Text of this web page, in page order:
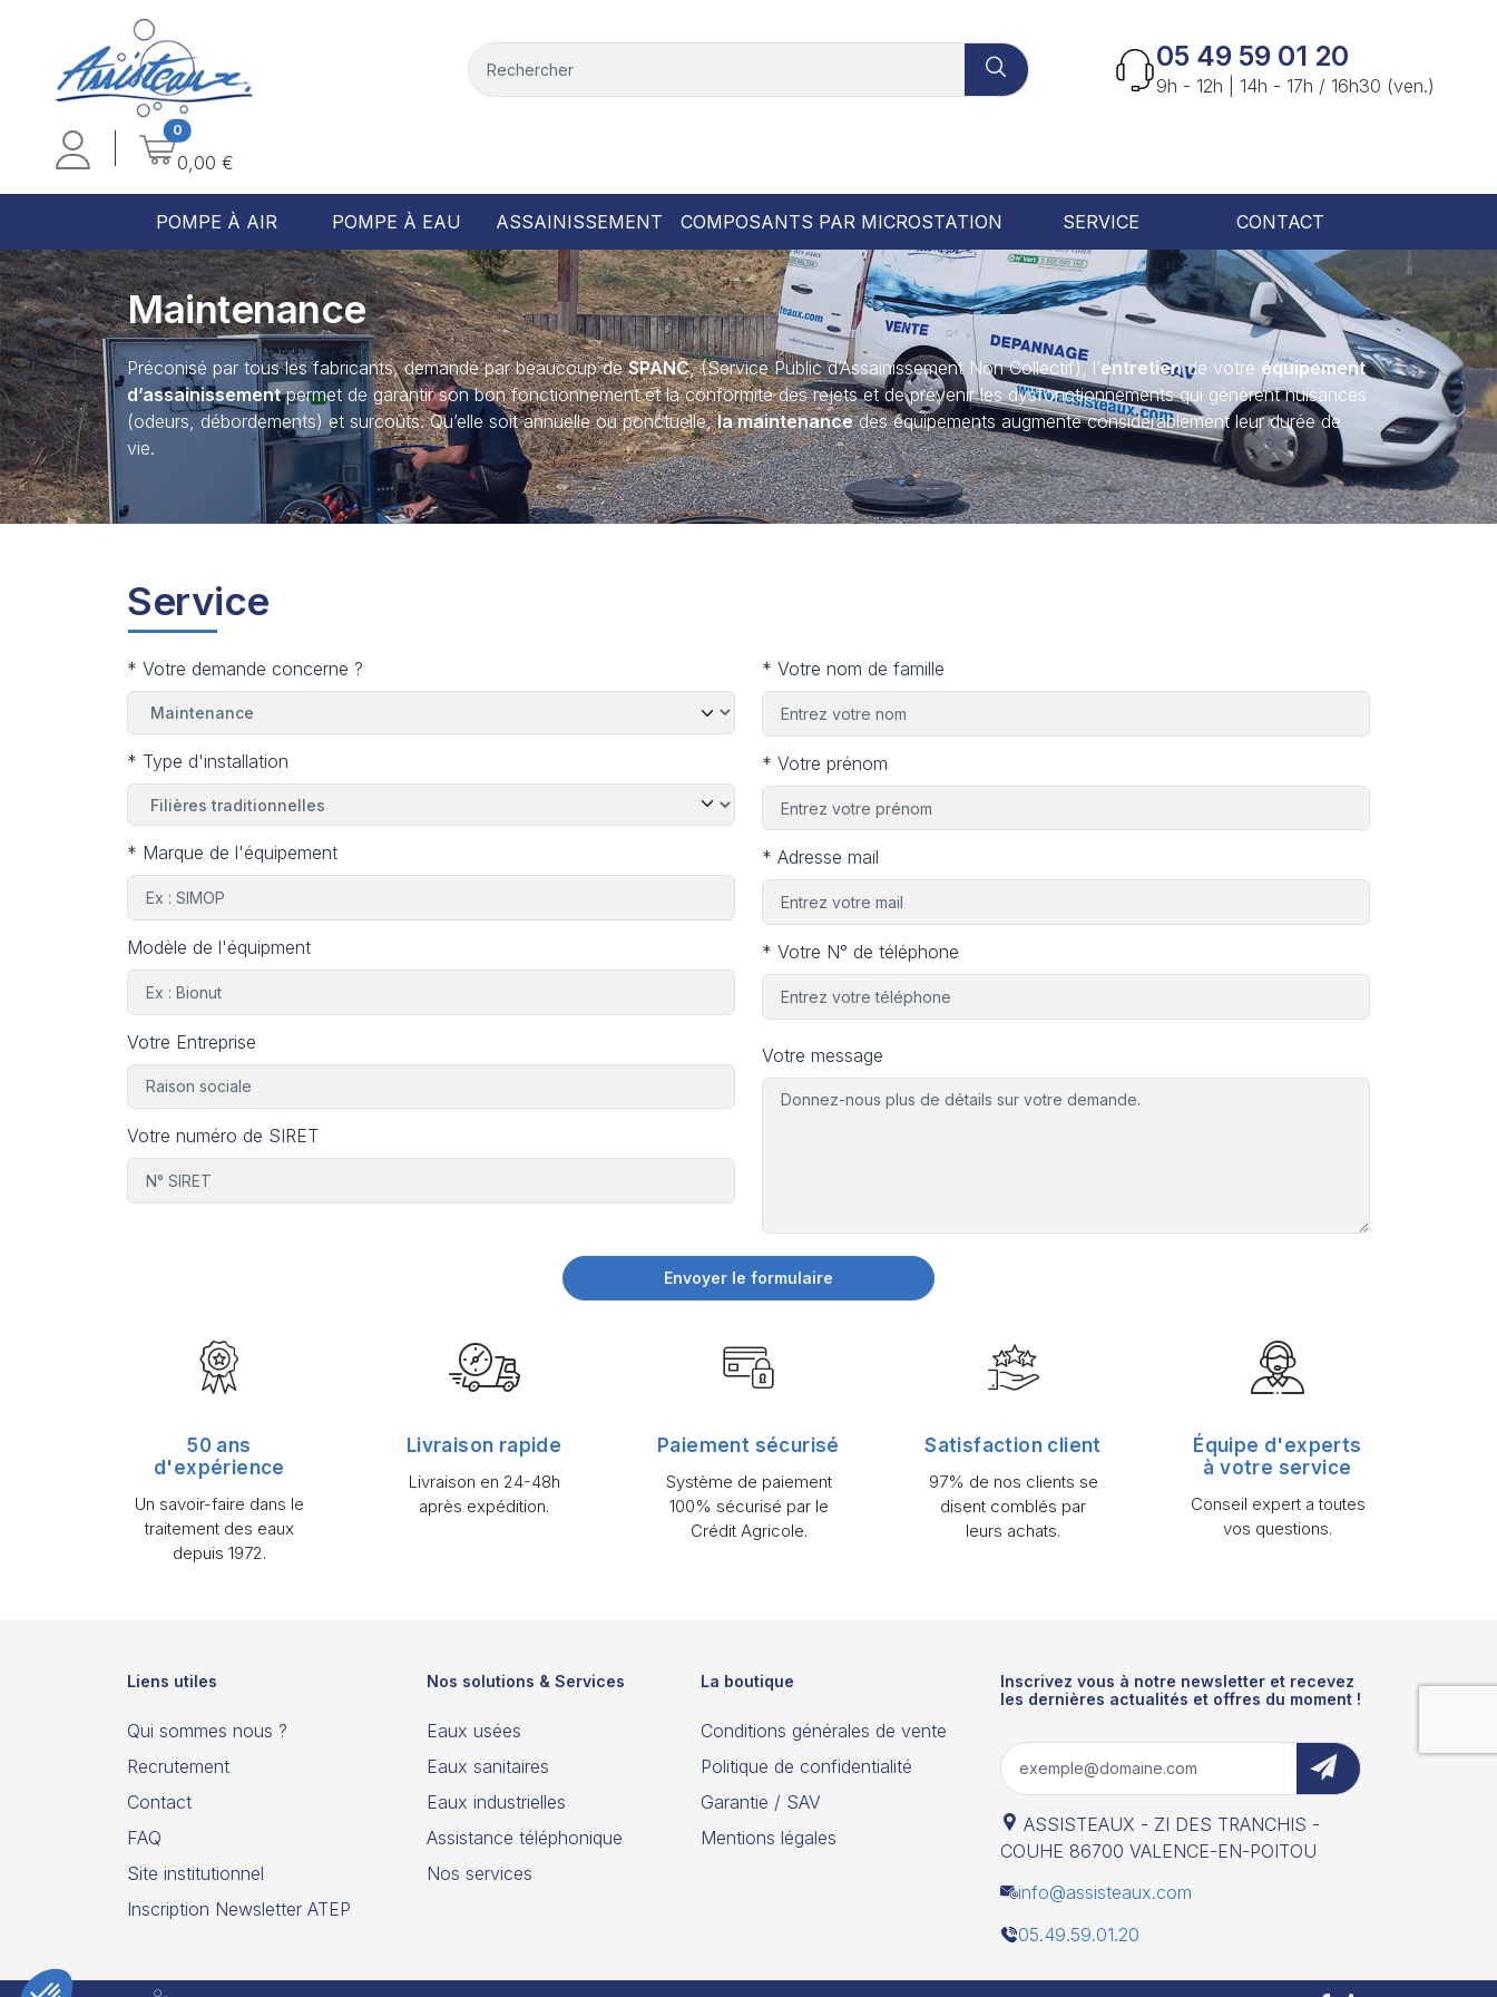
05 49 59 01 20
9h - 12h | 14h - 17h / 16h30 (ven.)
0
0,00 €
POMPE À AIR POMPE À EAU ASSAINISSEMENT COMPOSANTS PAR MICROSTATION SERVICE CONTACT
Maintenance
Préconisé par tous les fabricants, demandé par beaucoup deSPANC, (Service Public d’Assainissement Non Collectif), l’entretiende votre équipement
d’assainissementpermet de garantir son bon fonctionnement et la conformité des rejets et de prévenir les dysfonctionnements qui génèrent nuisances
(odeurs, débordements) et surcoûts. Qu’elle soit annuelle ou ponctuelle,la maintenancedes équipements augmente considérablement leur durée de
vie.
Service
* Votre demande concerne ?
* Type d'installation
* Marque de l'équipement
Modèle de l'équipment
Votre Entreprise
Votre numéro de SIRET
* Votre nom de famille
* Votre prénom
* Adresse mail
* Votre N° de téléphone
Votre message
Envoyer le formulaire
50 ans
d'expérience
Un savoir-faire dans le
traitement des eaux
depuis 1972.
Livraison rapide
Livraison en 24-48h
après expédition.
Paiement sécurisé
Système de paiement
100% sécurisé par le
Crédit Agricole.
Satisfaction client
97% de nos clients se
disent comblés par
leurs achats.
Équipe d'experts
à votre service
Conseil expert a toutes
vos questions.
Liens utiles
Qui sommes nous ?
Recrutement
Contact
FAQ
Site institutionnel
Inscription Newsletter ATEP
Nos solutions & Services
Eaux usées
Eaux sanitaires
Eaux industrielles
Assistance téléphonique
Nos services
La boutique
Conditions générales de vente
Politique de confidentialité
Garantie / SAV
Mentions légales
Inscrivez vous à notre newsletter et recevez
les dernières actualités et offres du moment !
ASSISTEAUX - ZI DES TRANCHIS -
COUHE 86700 VALENCE-EN-POITOU
info@assisteaux.com
05.49.59.01.20